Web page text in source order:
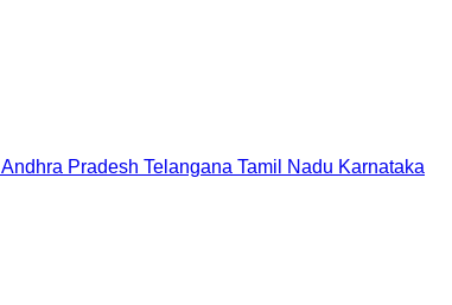
Andhra Pradesh Telangana Tamil Nadu Karnataka